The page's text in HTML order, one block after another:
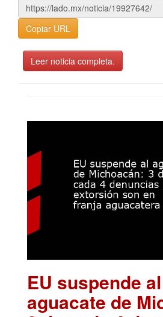
Copiar URL
Leer noticia completa.
EU suspende al
aguacate de